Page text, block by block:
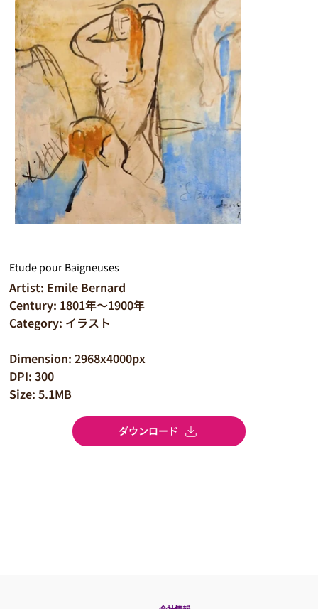
Etude pour Baigneuses
Artist: Emile Bernard
Century: 1801年～1900年
Category: イラスト
Dimension: 2968x4000px
DPI: 300
Size: 5.1MB
ダウンロード